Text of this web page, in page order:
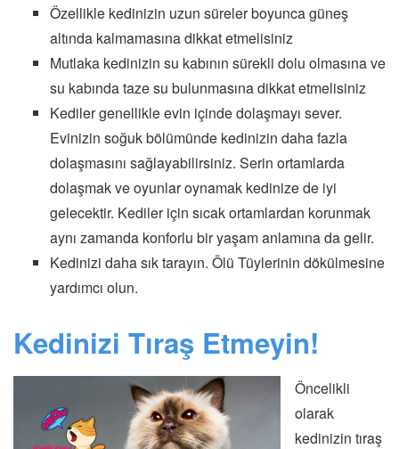
Özellikle kedinizin uzun süreler boyunca güneş
altında kalmamasına dikkat etmelisiniz
Mutlaka kedinizin su kabının sürekli dolu olmasına ve
su kabında taze su bulunmasına dikkat etmelisiniz
Kediler genellikle evin içinde dolaşmayı sever.
Evinizin soğuk bölümünde kedinizin daha fazla
dolaşmasını sağlayabilirsiniz. Serin ortamlarda
dolaşmak ve oyunlar oynamak kedinize de iyi
gelecektir. Kediler için sıcak ortamlardan korunmak
aynı zamanda konforlu bir yaşam anlamına da gelir.
Kedinizi daha sık tarayın. Ölü Tüylerinin dökülmesine
yardımcı olun.
Kedinizi Tıraş Etmeyin!
Öncelikli
olarak
kedinizin tıraş